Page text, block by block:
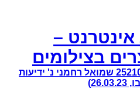
אינטרנט –
בצילומים
ת"א (שלום תל אביב) 25210-11-21 שמואל רחמני נ' ידיעות